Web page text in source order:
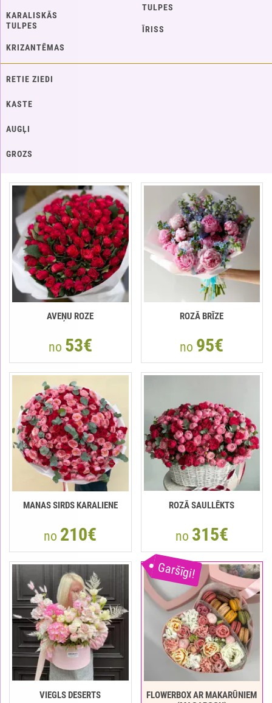
KARALISKĀS
TULPES
KRIZANTĒMAS
TULPES
ĪRISS
RETIE ZIEDI
KASTE
AUGĻI
GROZS
AVEŅU ROZE
no 53€
ROZĀ BRĪZE
no 95€
MANAS SIRDS KARALIENE
no 210€
ROZĀ SAULLĒKTS
no 315€
VIEGLS DESERTS
Garšīgi!
FLOWERBOX AR MAKARŪNIEM